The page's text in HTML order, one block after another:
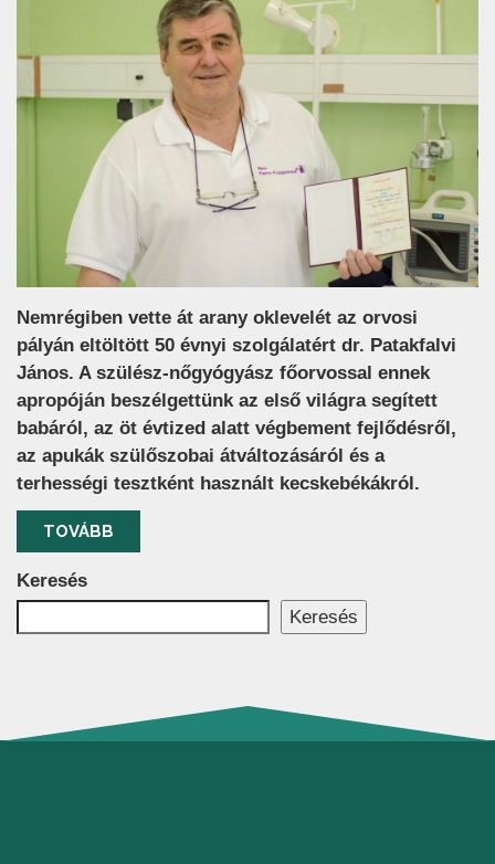
Nemrégiben vette át arany oklevelét az orvosi
pályán eltöltött 50 évnyi szolgálatért dr. Patakfalvi
János. A szülész-nőgyógyász főorvossal ennek
apropóján beszélgettünk az első világra segített
babáról, az öt évtized alatt végbement fejlődésről,
az apukák szülőszobai átváltozásáról és a
terhességi tesztként használt kecskebékákról.
TOVÁBB
Keresés
Keresés